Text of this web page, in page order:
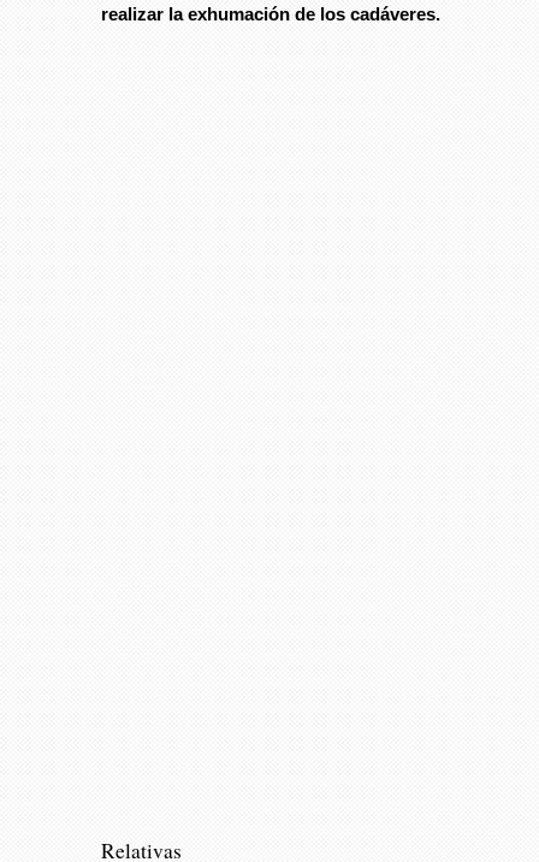
realizar la exhumación de los cadáveres.
Relativas